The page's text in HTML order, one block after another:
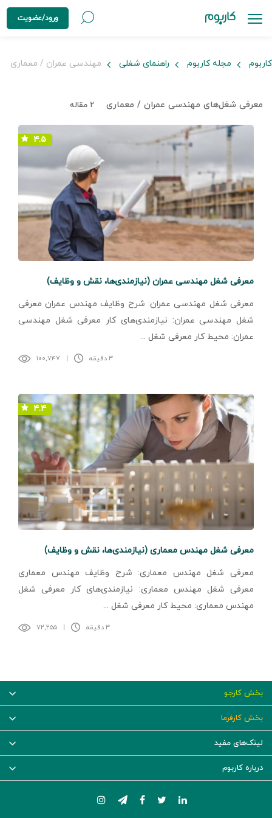
ورود/عضویت
کاربوم مجله کاربوم راهنمای شغلی مهندسی عمران / معماری
معرفی شغل‌های مهندسی عمران / معماری ۲ مقاله
۴.۵
معرفی شغل مهندسی عمران (نیازمندی‌ها، نقش و وظایف)
معرفی شغل مهندسی عمران: شرح وظایف مهندس عمران معرفی
شغل مهندسی عمران: نیازمندی‌های کار معرفی شغل مهندسی
عمران: محیط کار معرفی شغل ...
۱۰۰,۷۴۷ | ۳ دقیقه
۴.۴
معرفی شغل مهندس معماری (نیازمندی‌ها، نقش و وظایف)
معرفی شغل مهندس معماری: شرح وظایف مهندس معماری
معرفی شغل مهندس معماری: نیازمندی‌های کار معرفی شغل
مهندس معماری: محیط کار معرفی شغل ...
۷۲,۲۵۵ | ۳ دقیقه
بخش کارجو
بخش کارفرما
لینک‌های مفید
درباره کاربوم